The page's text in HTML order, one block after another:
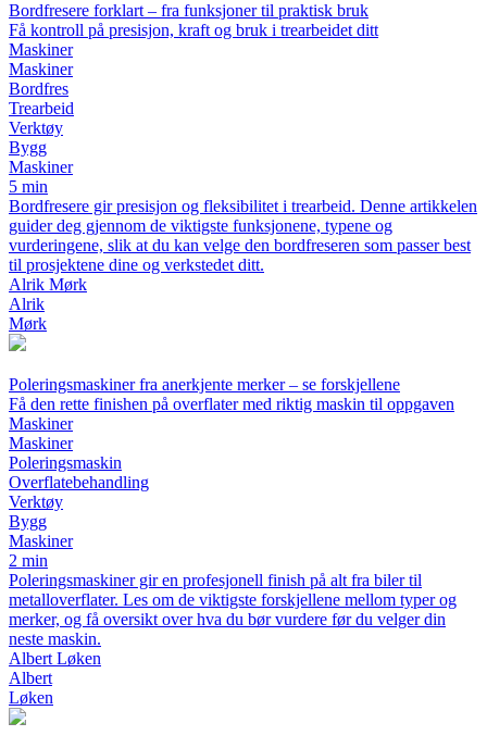
Bordfresere forklart – fra funksjoner til praktisk bruk
Få kontroll på presisjon, kraft og bruk i trearbeidet ditt
Maskiner
Maskiner
Bordfres
Trearbeid
Verktøy
Bygg
Maskiner
5 min
Bordfresere gir presisjon og fleksibilitet i trearbeid. Denne artikkelen
guider deg gjennom de viktigste funksjonene, typene og
vurderingene, slik at du kan velge den bordfreseren som passer best
til prosjektene dine og verkstedet ditt.
Alrik Mørk
Alrik
Mørk
Poleringsmaskiner fra anerkjente merker – se forskjellene
Få den rette finishen på overflater med riktig maskin til oppgaven
Maskiner
Maskiner
Poleringsmaskin
Overflatebehandling
Verktøy
Bygg
Maskiner
2 min
Poleringsmaskiner gir en profesjonell finish på alt fra biler til
metalloverflater. Les om de viktigste forskjellene mellom typer og
merker, og få oversikt over hva du bør vurdere før du velger din
neste maskin.
Albert Løken
Albert
Løken